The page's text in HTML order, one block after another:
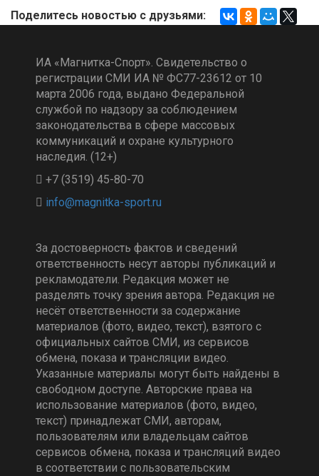
Поделитесь новостью с друзьями:
ИА «Магнитка-Спорт». Свидетельство о
регистрации СМИ ИА № ФС77-23612 от 10
марта 2006 года, выдано Федеральной
службой по надзору за соблюдением
законодательства в сфере массовых
коммуникаций и охране культурного
наследия. (12+)
+7 (3519) 45-80-70
За достоверность фактов и сведений
ответственность несут авторы публикаций и
рекламодатели. Редакция может не
разделять точку зрения автора. Редакция не
несёт ответственности за содержание
материалов (фото, видео, текст), взятого с
официальных сайтов СМИ, из сервисов
обмена, показа и трансляции видео.
Указанные материалы могут быть найдены в
свободном доступе. Авторские права на
использование материалов (фото, видео,
текст) принадлежат СМИ, авторам,
пользователям или владельцам сайтов
сервисов обмена, показа и трансляций видео
в соответствии с пользовательским